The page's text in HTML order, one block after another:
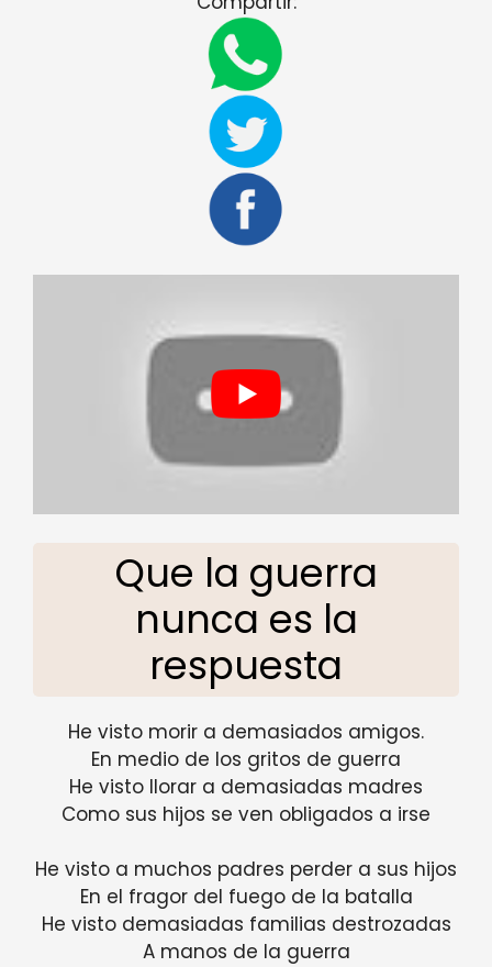
Que la guerra
nunca es la
respuesta
He visto morir a demasiados amigos.
En medio de los gritos de guerra
He visto llorar a demasiadas madres
Como sus hijos se ven obligados a irse
He visto a muchos padres perder a sus hijos
En el fragor del fuego de la batalla
He visto demasiadas familias destrozadas
A manos de la guerra